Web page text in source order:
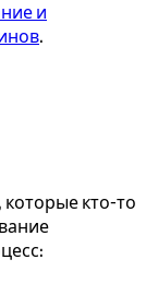
и
.
кто-то